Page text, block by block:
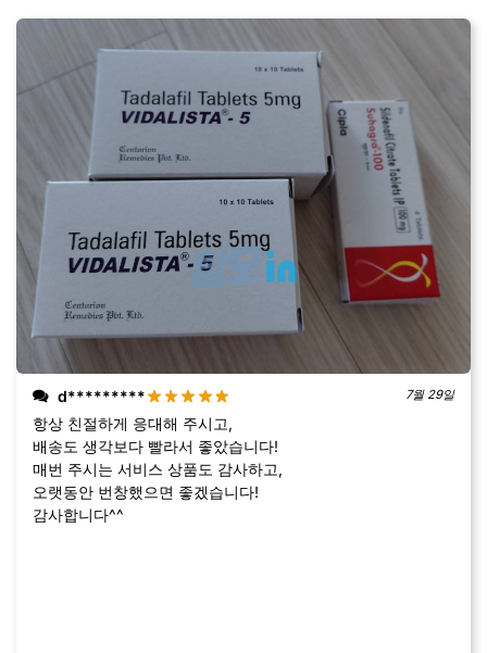
d********* 7월 29일
항상 친절하게 응대해 주시고,
배송도 생각보다 빨라서 좋았습니다!
매번 주시는 서비스 상품도 감사하고,
오랫동안 번창했으면 좋겠습니다!
감사합니다^^